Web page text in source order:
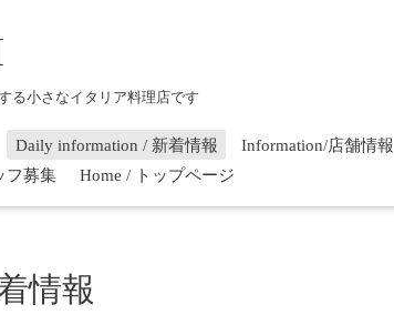
る小さなイタリア料理店です
Daily information / 新着情報
Information/店舗情報
フ募集 Home / トップページ
情報